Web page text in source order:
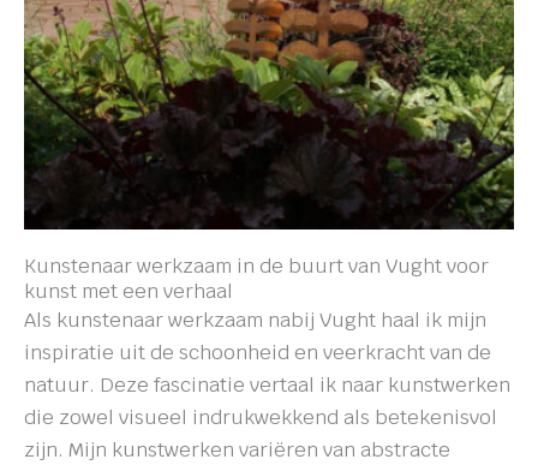
Kunstenaar werkzaam in de buurt van Vught voor
kunst met een verhaal
Als kunstenaar werkzaam nabij Vught haal ik mijn
inspiratie uit de schoonheid en veerkracht van de
natuur. Deze fascinatie vertaal ik naar kunstwerken
die zowel visueel indrukwekkend als betekenisvol
zijn. Mijn kunstwerken variëren van abstracte